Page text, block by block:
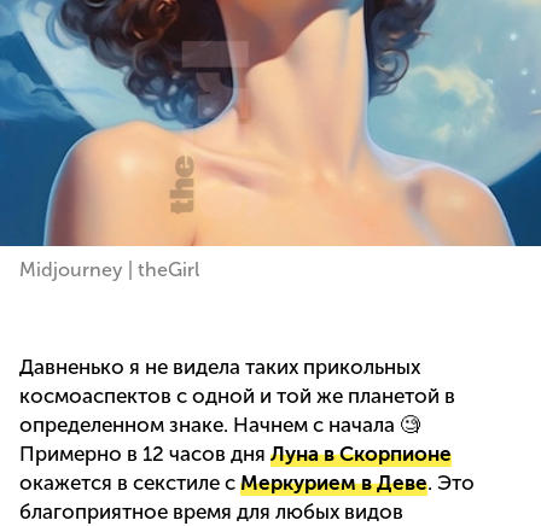
Midjourney | theGirl
Давненько я не видела таких прикольных
космоаспектов с одной и той же планетой в
определенном знаке. Начнем с начала 🧐
Примерно в 12 часов дня Луна в Скорпионе
окажется в секстиле с Меркурием в Деве. Это
благоприятное время для любых видов